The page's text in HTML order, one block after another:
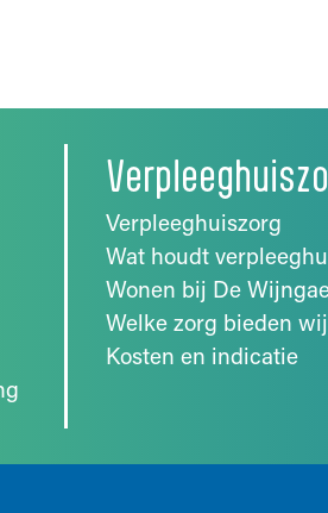
Verpleeghuiszorg
Wat houdt
Wonen bij De
Welke zorg bieden
Kosten en indicatie